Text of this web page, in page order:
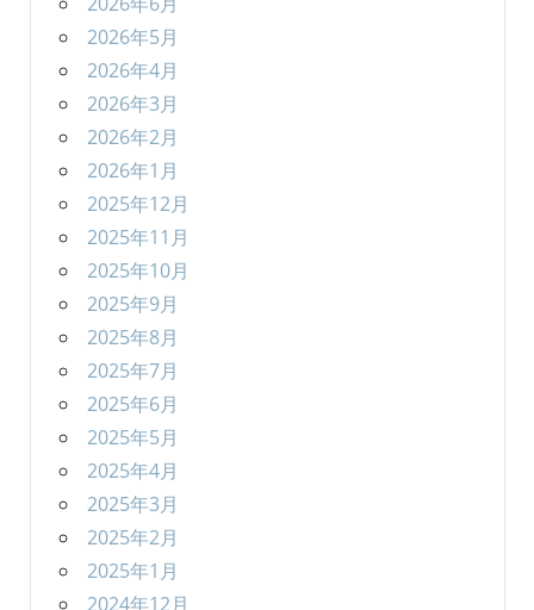
2026年5月
2026年4月
2026年3月
2026年2月
2026年1月
2025年12月
2025年11月
2025年10月
2025年9月
2025年8月
2025年7月
2025年6月
2025年5月
2025年4月
2025年3月
2025年2月
2025年1月
2024年12月